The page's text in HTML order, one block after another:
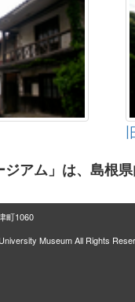
ジアム」は、島根
町1060
Museum All Rights